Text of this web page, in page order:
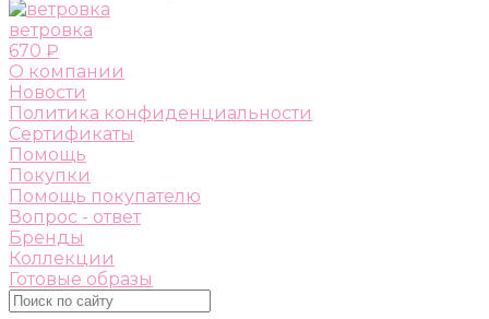
ветровка
670 ₽
О компании
Новости
Политика конфиденциальности
Сертификаты
Помощь
Покупки
Помощь покупателю
Вопрос - ответ
Бренды
Коллекции
Готовые образы